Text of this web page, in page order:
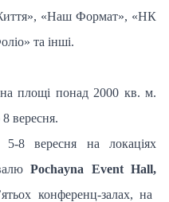
«Наш Формат», «НК
та інші.
на площі понад 2000 кв. м.
вересня.
5-8 вересня на локаціях
Pochayna Event Hall,
конференц-залах, на